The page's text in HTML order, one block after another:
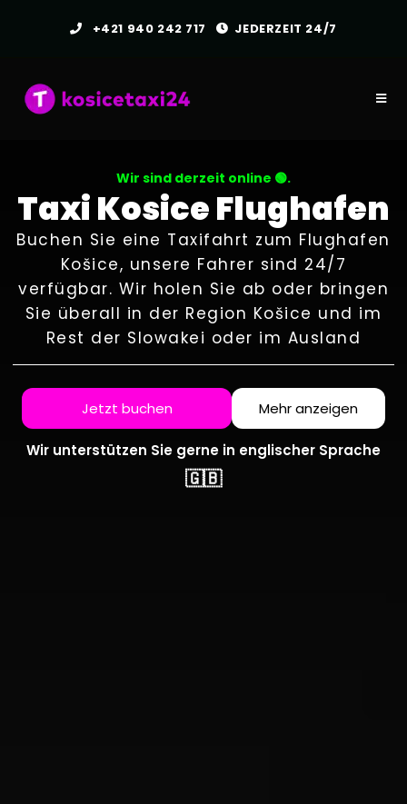
+421 940 242 717 JEDERZEIT 24/7
Wir sind derzeit online 🟢.
Taxi Kosice Flughafen
Buchen Sie eine Taxifahrt zum Flughafen
Košice, unsere Fahrer sind 24/7
verfügbar. Wir holen Sie ab oder bringen
Sie überall in der Region Košice und im
Rest der Slowakei oder im Ausland
Jetzt buchen Mehr anzeigen
Wir unterstützen Sie gerne in englischer Sprache
🇬🇧